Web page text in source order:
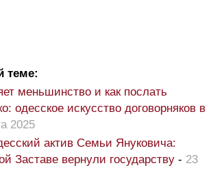
теме:
меньшинство и как послать
одесское искусство договорняков в
2025
актив Семьи Януковича:
Заставе вернули государству - 23